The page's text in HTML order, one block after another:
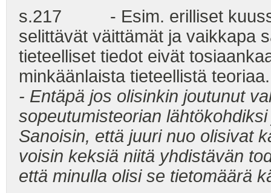
s.217 - Esim. erilliset kuussa
selittävät väittämät ja vaikkapa
tieteelliset tiedot eivät
minkäänlaista tieteellistä teoriaa.
- Entäpä jos olisinkin joutunut
sopeutumisteorian
Sanoisin, että juuri nuo olisivat
voisin keksiä niitä yhdistävän
että minulla olisi se tietomäärä